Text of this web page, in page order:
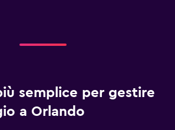
semplice per gestire
a Orlando